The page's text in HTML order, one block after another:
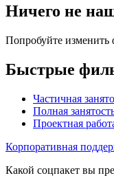
Ничего не
Попробуйте
Быстрые
Частичная
Полная
Проектная
Корпоративная
Какой соцпакет вы